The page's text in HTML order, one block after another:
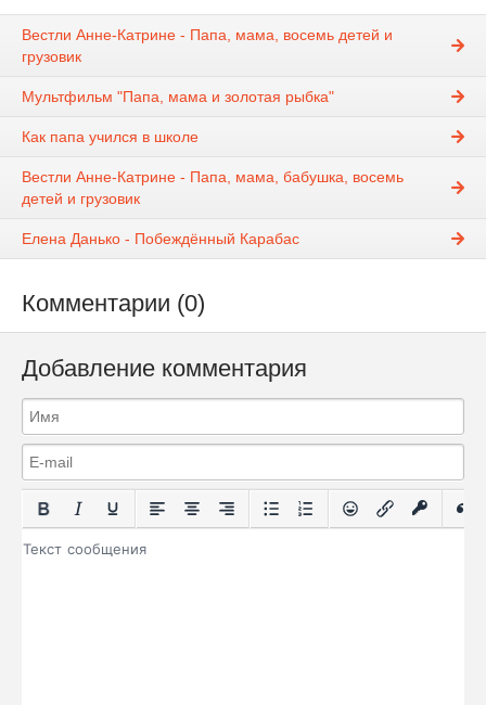
Вестли Анне-Катрине - Папа, мама, восемь детей и
грузовик
Мультфильм "Папа, мама и золотая рыбка"
Как папа учился в школе
Вестли Анне-Катрине - Папа, мама, бабушка, восемь
детей и грузовик
Елена Данько - Побеждённый Карабас
Комментарии (0)
Добавление комментария